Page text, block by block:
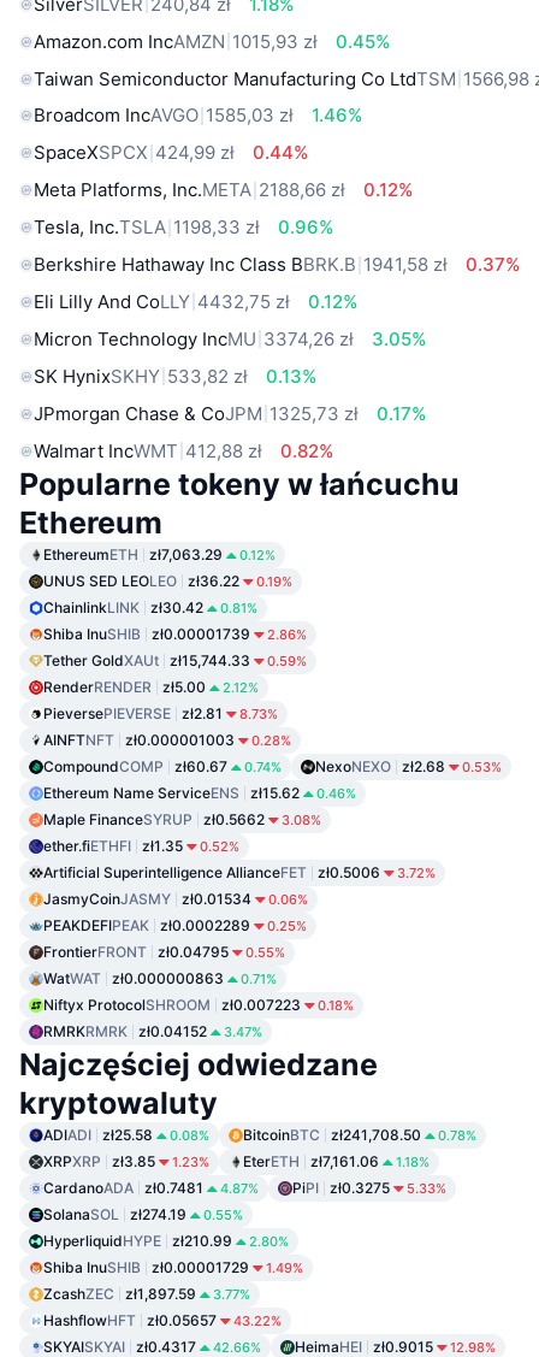
Amazon.com IncAMZN 1015,93 zł
0.45%
Taiwan Semiconductor Manufacturing Co LtdTSM 1566,98
Broadcom IncAVGO 1585,03 zł
1.46%
SpaceXSPCX 424,99 zł
0.44%
Meta Platforms, Inc.META 2188,66 zł
0.12%
Tesla, Inc.TSLA 1198,33 zł
0.96%
Berkshire Hathaway Inc Class BBRK.B 1941,58 zł
0.37%
Eli Lilly And CoLLY 4432,75 zł
0.12%
Micron Technology IncMU 3374,26 zł
3.05%
SK HynixSKHY 533,82 zł
0.13%
JPmorgan Chase & CoJPM 1325,73 zł
0.17%
Walmart IncWMT 412,88 zł 0.82%
Popularne tokeny w łańcuchu
Ethereum
EthereumETH zł7,063.29 0.12%
UNUS SED LEOLEO zł36.22 0.19%
ChainlinkLINK zł30.42 0.81%
Shiba InuSHIB zł0.00001739 2.86%
Tether GoldXAUt zł15,744.33 0.59%
RenderRENDER zł5.00 2.12%
PieversePIEVERSE zł2.81 8.73%
AINFTNFT zł0.000001003 0.28%
CompoundCOMP zł60.67 0.74% NexoNEXO zł2.68 0.53%
Ethereum Name ServiceENS zł15.62 0.46%
Maple FinanceSYRUP zł0.5662 3.08%
ether.fiETHFI zł1.35 0.52%
Artificial Superintelligence AllianceFET zł0.5006 3.72%
JasmyCoinJASMY zł0.01534 0.06%
PEAKDEFIPEAK zł0.0002289 0.25%
FrontierFRONT zł0.04795 0.55%
WatWAT zł0.000000863 0.71%
Niftyx ProtocolSHROOM zł0.007223 0.18%
RMRKRMRK zł0.04152 3.47%
Najczęściej odwiedzane
kryptowaluty
ADIADI zł25.58 0.08% BitcoinBTC zł241,708.50 0.78%
XRPXRP zł3.85 1.23% EterETH zł7,161.06 1.18%
CardanoADA zł0.7481 4.87% PiPI zł0.3275 5.33%
SolanaSOL zł274.19 0.55%
HyperliquidHYPE zł210.99 2.80%
Shiba InuSHIB zł0.00001729 1.49%
ZcashZEC zł1,897.59 3.77%
HashflowHFT zł0.05657 43.22%
SKYAISKYAI zł0.4317 42.66% HeimaHEI zł0.9015 12.98%